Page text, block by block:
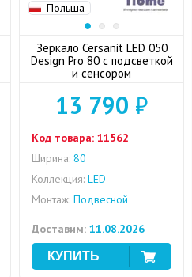
Польша
Зеркало Cersanit LED 050
Design Pro 80 с подсветкой
и сенсором
13 790 ₽
Код товара: 11562
Ширина: 80
Коллекция: LED
Монтаж: Подвесной
Доставим: 11.08.2026